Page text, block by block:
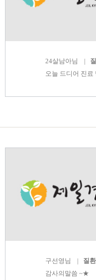
24살남아님 |
오늘 드디어 진료
구선영 님 | 질
감사의말씀 ~★